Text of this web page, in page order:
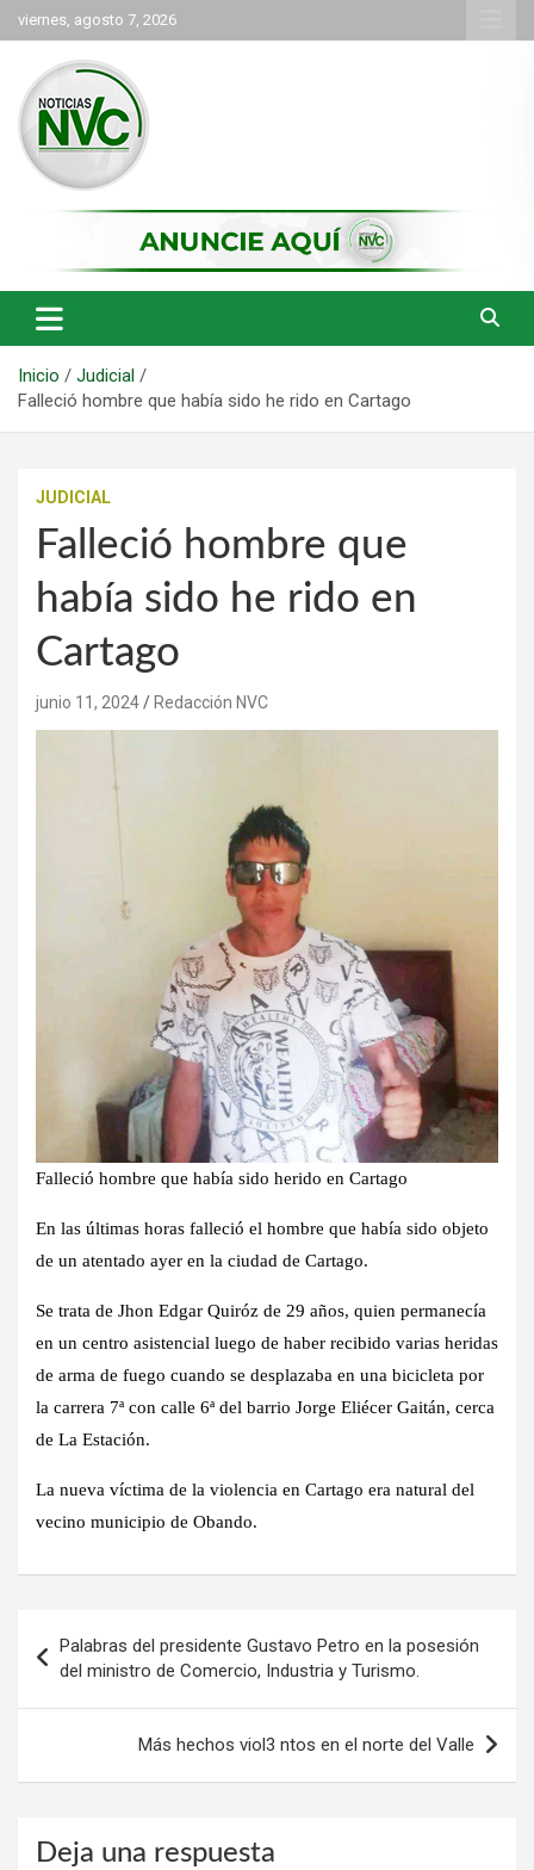
Saltar
al
contenido
viernes, agosto 7, 2026
NVC Noticias
Inicio
Judicial
Falleció hombre que había sido he rido en Cartago
JUDICIAL
Falleció hombre que
había sido he rido en
Cartago
junio 11, 2024 Redacción NVC
Falleció hombre que había sido herido en Cartago
En las últimas horas falleció el hombre que había sido objeto
de un atentado ayer en la ciudad de Cartago.
Se trata de Jhon Edgar Quiróz de 29 años, quien permanecía
en un centro asistencial luego de haber recibido varias heridas
de arma de fuego cuando se desplazaba en una bicicleta por
la carrera 7ª con calle 6ª del barrio Jorge Eliécer Gaitán, cerca
de La Estación.
La nueva víctima de la violencia en Cartago era natural del
vecino municipio de Obando.
de
entradas
Palabras del presidente Gustavo Petro en la posesión
del ministro de Comercio, Industria y Turismo.
Más hechos viol3 ntos en el norte del Valle
Deja una respuesta